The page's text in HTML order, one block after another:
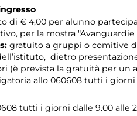
di € 4,00 per alunno
per la mostra
gratuito a gruppi o comitive
dietro
(è prevista la gratuità per un
allo 060608 tutti i giorni
tutti i giorni dalle 9.00 alle